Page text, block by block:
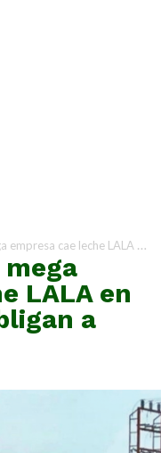
LALA en Tamaulipas los obligan a cerrar
LALA en
a